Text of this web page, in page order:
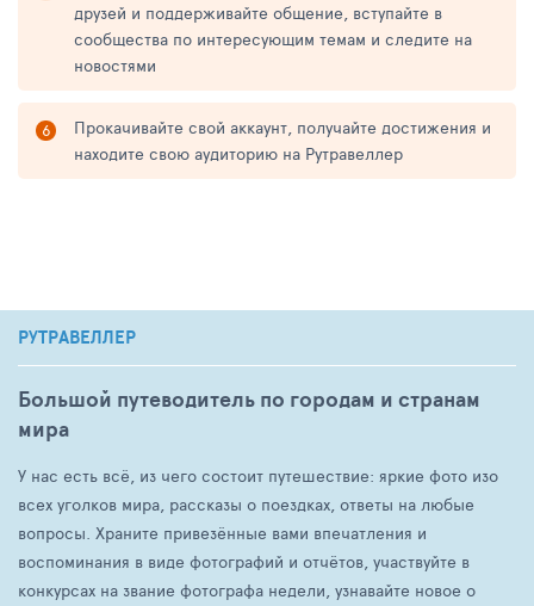
друзей и поддерживайте общение, вступайте в
сообщества по интересующим темам и следите на
новостями
Прокачивайте свой аккаунт, получайте достижения и
находите свою аудиторию на Рутравеллер
РУТРАВЕЛЛЕР
Большой путеводитель по городам и странам
мира
У нас есть всё, из чего состоит путешествие: яркие фото изо
всех уголков мира, рассказы о поездках, ответы на любые
вопросы. Храните привезённые вами впечатления и
воспоминания в виде фотографий и отчётов, участвуйте в
конкурсах на звание фотографа недели, узнавайте новое о